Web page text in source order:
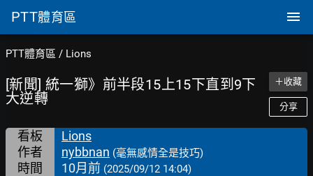
PTT體育區
PTT體育區 / Lions
[新聞] 統一獅》前半段15上15下直到9下
大逆轉
＋收藏
分享
看板
Lions
作者
nybbnan (毫無感情全是技巧)
時間 10月前 (2025/09/12 14:04)